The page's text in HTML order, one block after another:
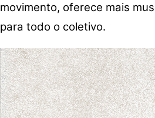
movimento, oferece mais
para todo o coletivo.